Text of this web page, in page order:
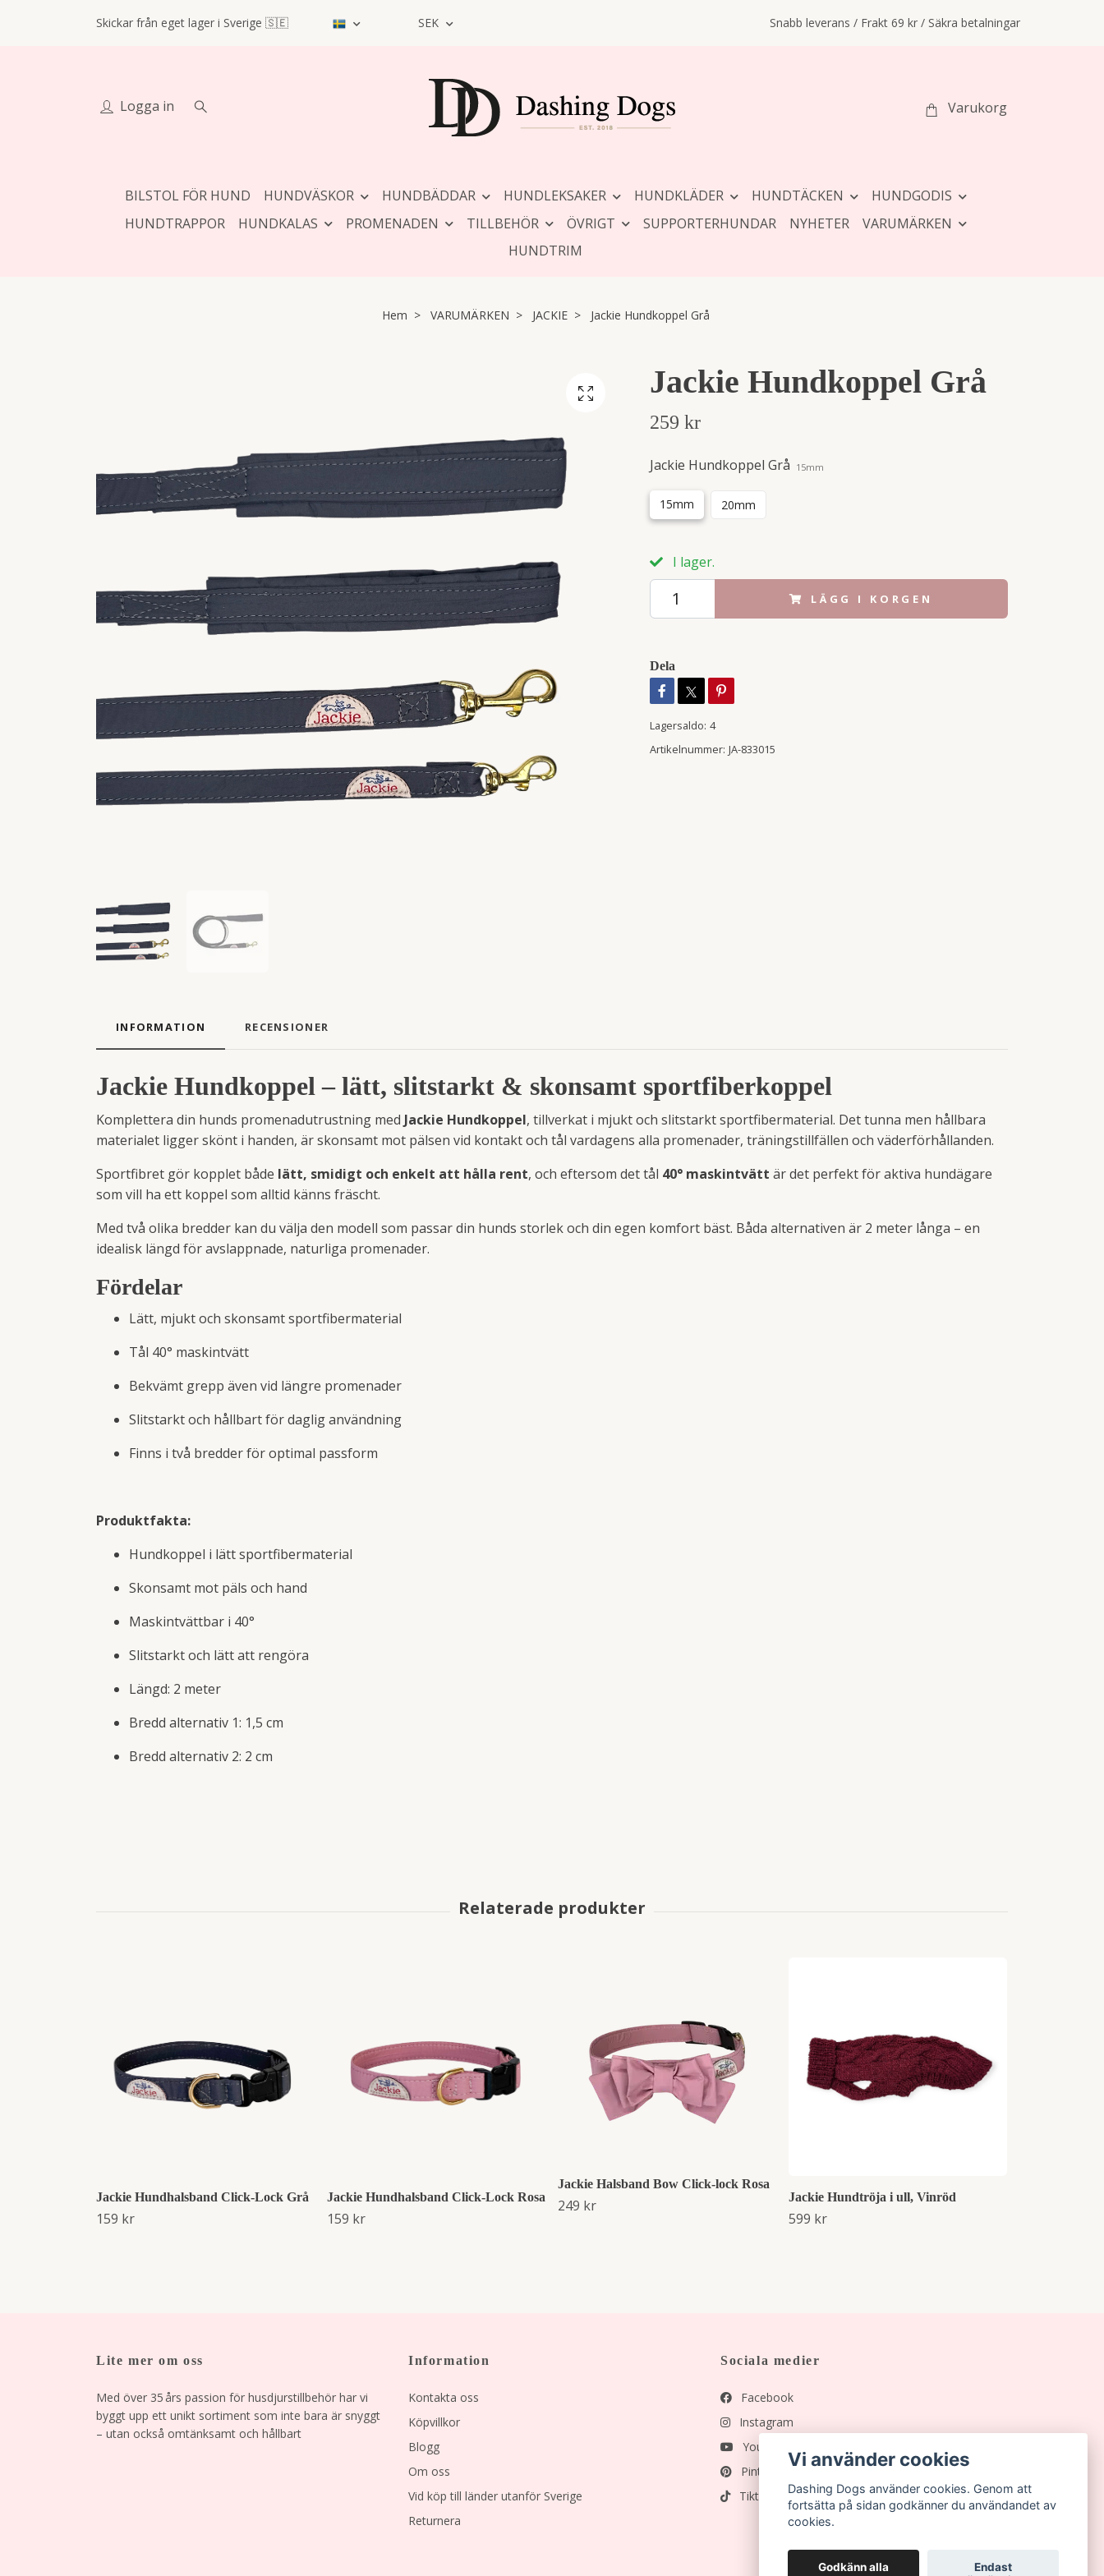
Skickar från eget lager i Sverige 🇸🇪 SEK Snabb leverans / Frakt 69 kr / Säkra betalningar
Logga in Varukorg
BILSTOL FÖR HUND HUNDVÄSKOR HUNDBÄDDAR HUNDLEKSAKER HUNDKLÄDER HUNDTÄCKEN
HUNDGODIS
HUNDTRAPPOR
HUNDKALAS PROMENADEN TILLBEHÖR ÖVRIGT SUPPORTERHUNDAR NYHETER
VARUMÄRKEN
HUNDTRIM
Hem VARUMÄRKEN JACKIE Jackie Hundkoppel Grå
Jackie Hundkoppel Grå
259 kr
Jackie Hundkoppel Grå 15mm
15mm 20mm
I lager.
LÄGG I KORGEN
Dela
Lagersaldo: 4
Artikelnummer: JA-833015
INFORMATION RECENSIONER
Jackie Hundkoppel – lätt, slitstarkt & skonsamt sportfiberkoppel
Komplettera din hunds promenadutrustning med Jackie Hundkoppel, tillverkat i mjukt och slitstarkt sportfibermaterial. Det tunna men hållbara
materialet ligger skönt i handen, är skonsamt mot pälsen vid kontakt och tål vardagens alla promenader, träningstillfällen och väderförhållanden.
Sportfibret gör kopplet både lätt, smidigt och enkelt att hålla rent, och eftersom det tål 40° maskintvätt är det perfekt för aktiva hundägare
som vill ha ett koppel som alltid känns fräscht.
Med två olika bredder kan du välja den modell som passar din hunds storlek och din egen komfort bäst. Båda alternativen är 2 meter långa – en
idealisk längd för avslappnade, naturliga promenader.
Fördelar
Lätt, mjukt och skonsamt sportfibermaterial
Tål 40° maskintvätt
Bekvämt grepp även vid längre promenader
Slitstarkt och hållbart för daglig användning
Finns i två bredder för optimal passform
Produktfakta:
Hundkoppel i lätt sportfibermaterial
Skonsamt mot päls och hand
Maskintvättbar i 40°
Slitstarkt och lätt att rengöra
Längd: 2 meter
Bredd alternativ 1: 1,5 cm
Bredd alternativ 2: 2 cm
Jackie Hundhalsband Click-Lock Grå
159 kr
Jackie Hundhalsband Click-Lock Rosa
159 kr
Jackie Halsband Bow Click-lock Rosa
249 kr Jackie Hundtröja i ull, Vinröd
599 kr
Lite mer om oss
Med över 35 års passion för husdjurstillbehör har vi
byggt upp ett unikt sortiment som inte bara är snyggt
– utan också omtänksamt och hållbart
Information
Kontakta oss
Köpvillkor
Blogg
Om oss
Vid köp till länder utanför Sverige
Returnera
Sociala medier
Facebook
Instagram
YouTube
Pinterest
Tiktok
Vi använder cookies
Dashing Dogs använder cookies. Genom att
fortsätta på sidan godkänner du användandet av
cookies.
Godkänn alla
Endast